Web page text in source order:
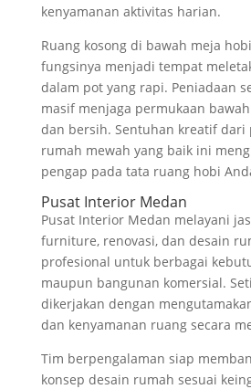
kenyamanan aktivitas harian.
Ruang kosong di bawah meja
fungsinya menjadi tempat
dalam pot yang rapi. Peniadaan
masif menjaga permukaan
dan bersih. Sentuhan kreatif dari
rumah mewah yang baik ini
pengap pada tata ruang hobi
Pusat Interior Medan
Pusat Interior Medan melayani
furniture, renovasi, dan desain
profesional untuk berbagai
maupun bangunan komersial.
dikerjakan dengan
dan kenyamanan ruang secara
Tim berpengalaman siap
konsep desain rumah sesuai